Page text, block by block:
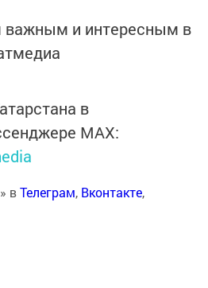
важным и интересным в
в
MАХ:
вТелеграм, Вконтакте,